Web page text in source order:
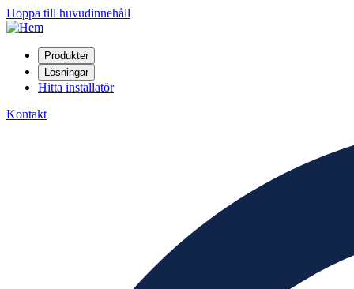
Hoppa till huvudinnehåll
Produkter
Lösningar
Hitta installatör
Kontakt